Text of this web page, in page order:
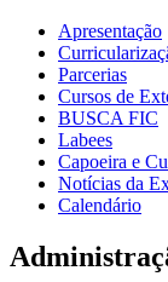
Apresentação
Parcerias
Cursos de
BUSCA FIC
Labees
Capoeira e
Notícias da
Calendário